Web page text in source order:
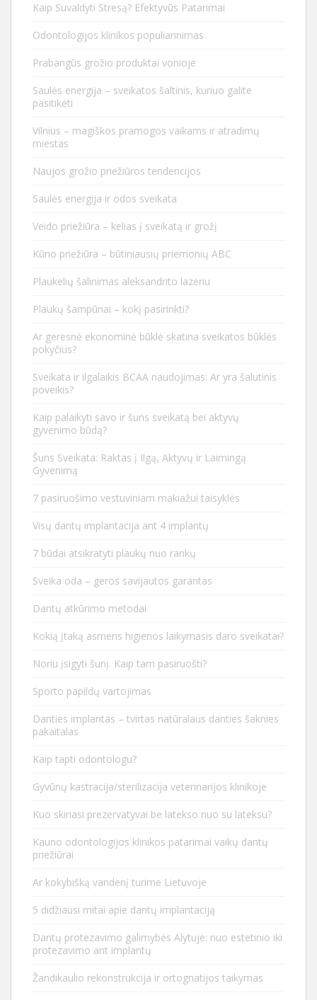
Kaip Suvaldyti Stresą? Efektyvūs Patarimai
Odontologijos klinikos populiarinimas
Prabangūs grožio produktai vonioje
Saulės energija – sveikatos šaltinis, kuriuo galite
pasitikėti
Vilnius – magiškos pramogos vaikams ir atradimų
miestas
Naujos grožio priežiūros tendencijos
Saulės energija ir odos sveikata
Veido priežiūra – kelias į sveikatą ir grožį
Kūno priežiūra – būtiniausių priemonių ABC
Plaukelių šalinimas aleksandrito lazeriu
Plaukų šampūnai – kokį pasirinkti?
Ar geresnė ekonominė būklė skatina sveikatos būklės
pokyčius?
Sveikata ir ilgalaikis BCAA naudojimas: Ar yra šalutinis
poveikis?
Kaip palaikyti savo ir šuns sveikatą bei aktyvų
gyvenimo būdą?
Šuns Sveikata: Raktas į Ilgą, Aktyvų ir Laimingą
Gyvenimą
7 pasiruošimo vestuviniam makiažui taisyklės
Visų dantų implantacija ant 4 implantų
7 būdai atsikratyti plaukų nuo rankų
Sveika oda – geros savijautos garantas
Dantų atkūrimo metodai
Kokią įtaką asmens higienos laikymasis daro sveikatai?
Noriu įsigyti šunį. Kaip tam pasiruošti?
Sporto papildų vartojimas
Danties implantas – tvirtas natūralaus danties šaknies
pakaitalas
Kaip tapti odontologu?
Gyvūnų kastracija/sterilizacija veterinarijos klinikoje
Kuo skiriasi prezervatyvai be latekso nuo su lateksu?
Kauno odontologijos klinikos patarimai vaikų dantų
priežiūrai
Ar kokybišką vandenį turime Lietuvoje
5 didžiausi mitai apie dantų implantaciją
Dantų protezavimo galimybės Alytuje: nuo estetinio iki
protezavimo ant implantų
Žandikaulio rekonstrukcija ir ortognatijos taikymas